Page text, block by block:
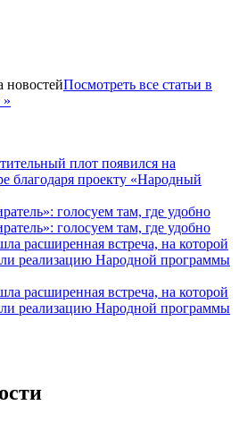
новостейПосмотреть все статьи в
»
плот появился на
благодаря проекту «Народный
голосуем там, где удобно
голосуем там, где удобно
расширенная встреча, на которой
реализацию Народной программы
расширенная встреча, на которой
реализацию Народной программы